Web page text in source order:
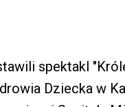
spektakl
Dziecka w